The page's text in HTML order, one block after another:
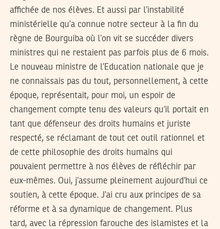
affichée de nos élèves. Et aussi par l’instabilité
ministérielle qu’a connue notre secteur à la fin du
règne de Bourguiba où l’on vit se succéder divers
ministres qui ne restaient pas parfois plus de 6 mois.
Le nouveau ministre de l’Education nationale que je
ne connaissais pas du tout, personnellement, à cette
époque, représentait, pour moi, un espoir de
changement compte tenu des valeurs qu’il portait en
tant que défenseur des droits humains et juriste
respecté, se réclamant de tout cet outil rationnel et
de cette philosophie des droits humains qui
pouvaient permettre à nos élèves de réfléchir par
eux-mêmes. Oui, j’assume pleinement aujourd’hui ce
soutien, à cette époque. J’ai cru aux principes de sa
réforme et à sa dynamique de changement. Plus
tard, avec la répression farouche des islamistes et la